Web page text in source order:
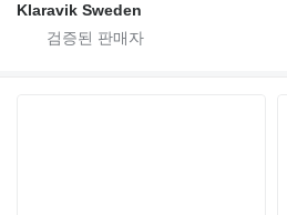
Klaravik Sweden